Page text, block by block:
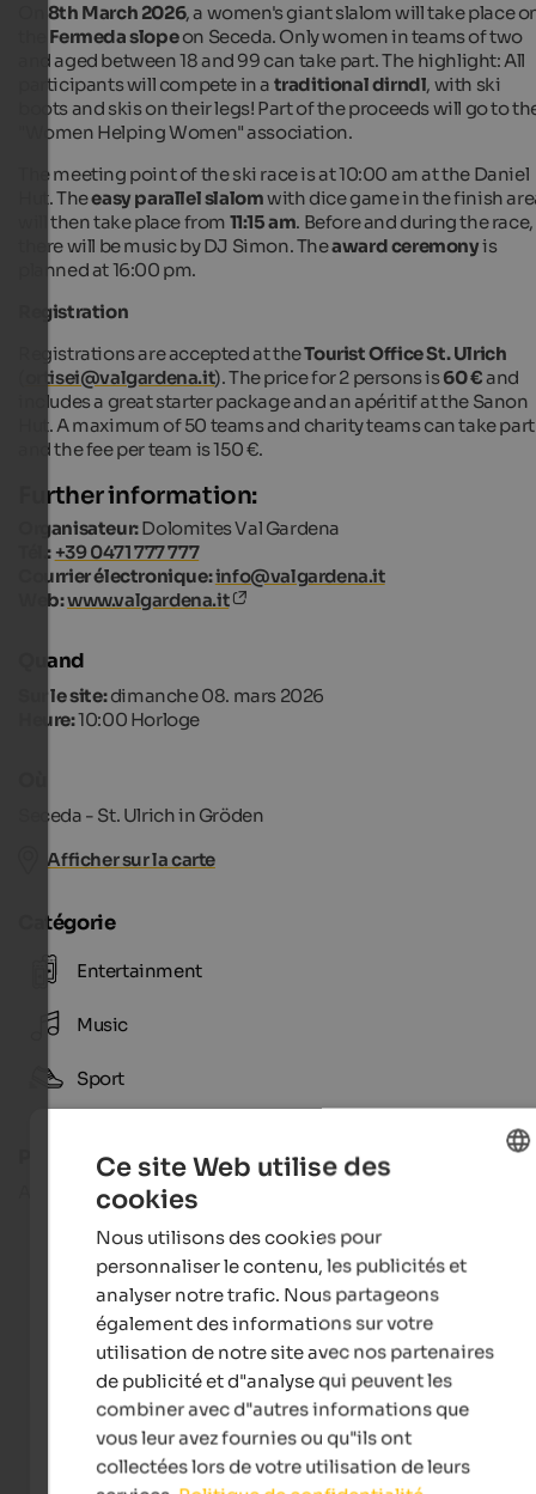
8th March 2026, a women's giant slalom will take place
Fermeda slopeon Seceda. Only women in teams of two
and aged between 18 and 99 can take part. The highlight: All
participants will compete in a traditional dirndl, with ski
boots and skis on their legs! Part of the proceeds will go to
"Women Helping Women" association.
The meeting point of the ski race is at 10:00 am at the Daniel
Hut. Theeasy parallel slalomwith dice game in the finish
will then take place from 11:15 am. Before and during the race,
there will be music by DJ Simon. Theaward ceremonyis
planned at 16:00 pm.
Registration
Registrations are accepted at theTourist Office St. Ulrich
ortisei@valgardena.it). The price for 2 persons is60 €and
includes a great starter package and an apéritif at the Sanon
Hut. A maximum of 50 teams and charity teams can take part
and the fee per team is 150 €.
Further information:
Organisateur:Dolomites Val Gardena
Tél.: +39 0471 777 777
Courrier électronique:info@valgardena.it
Web:www.valgardena.it
Quand
Sur le site:dimanche 08. mars 2026
Heure:10:00 Horloge
Seceda - St. Ulrich in Gröden
Afficher sur la carte
Catégorie
Entertainment
Music
Sport
60 €
valgardena.it
Ce site Web utilise des
cookies
Nous utilisons des cookies pour
personnaliser le contenu, les publicités et
analyser notre trafic. Nous partageons
également des informations sur votre
utilisation de notre site avec nos partenaires
de publicité et d"analyse qui peuvent les
combiner avec d"autres informations que
vous leur avez fournies ou qu"ils ont
collectées lors de votre utilisation de leurs